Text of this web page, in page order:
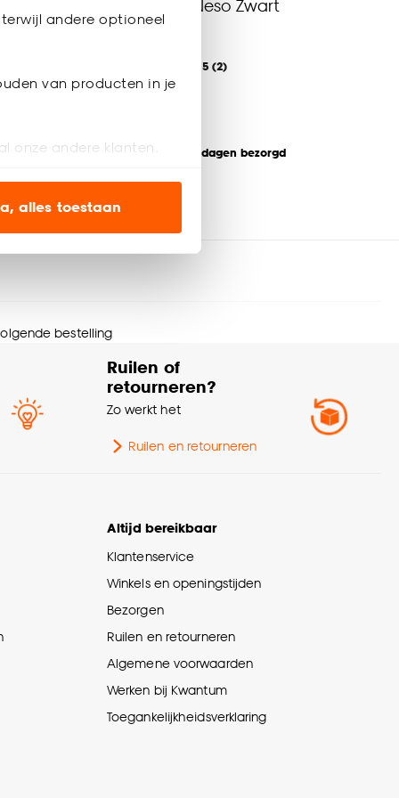
andere optioneel
van producten in je
onze andere klanten.
om alleen de
cookieverklaring
alles toestaan
Tafellamp Neso Zwart
4.5 (2)
46.
-
Binnen 2-3 werkdagen bezorgd
bestelling
Ruilen of
retourneren?
Zo werkt het
Ruilen en retourneren
Altijd bereikbaar
Klantenservice
Winkels en openingstijden
Bezorgen
Ruilen en retourneren
Algemene voorwaarden
Werken bij Kwantum
Toegankelijkheidsverklaring